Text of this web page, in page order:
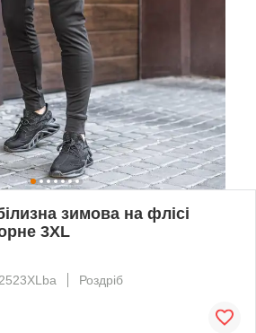
зимова на флісі
3XL
Роздріб